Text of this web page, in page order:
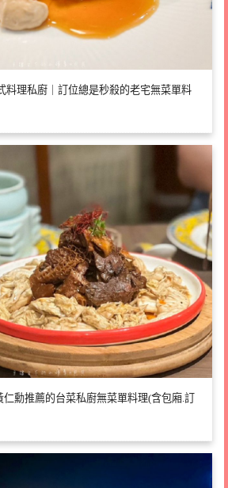
料理私廚｜訂位總是秒殺的老宅無菜單料
勳推薦的台菜私廚無菜單料理(含包廂.訂